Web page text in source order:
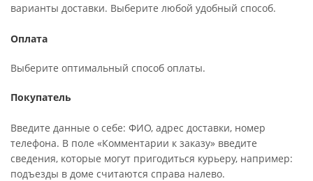
варианты доставки. Выберите любой удобный способ.
Оплата
Выберите оптимальный способ оплаты.
Покупатель
Введите данные о себе: ФИО, адрес доставки, номер
телефона. В поле «Комментарии к заказу» введите
сведения, которые могут пригодиться курьеру, например:
подъезды в доме считаются справа налево.